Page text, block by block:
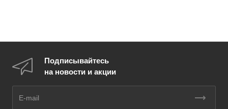
Подписывайтесь
на новости и акции